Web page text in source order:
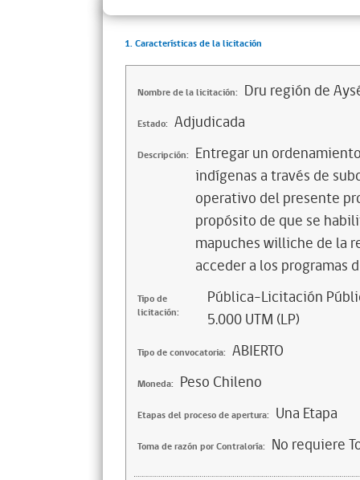
1. Características de la licitación
Nombre de la licitación: Dru región de
Estado: Adjudicada
Descripción: Entregar un
indígenas a través de
operativo del presente
propósito de que se
mapuches williche de la
acceder a los programas
Tipo de
licitación:
Pública-Licitación
5.000 UTM (LP)
Tipo de convocatoria: ABIERTO
Moneda: Peso Chileno
Etapas del proceso de apertura: Una Etapa
Toma de razón por Contraloría: No requiere